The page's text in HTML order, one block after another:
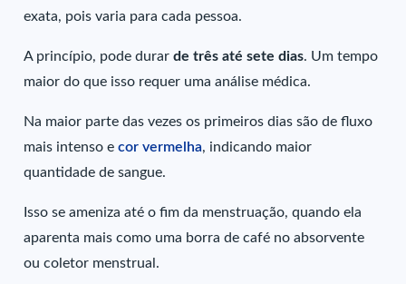
exata, pois varia para cada pessoa.
A princípio, pode durarde três até sete dias. Um tempo
maior do que isso requer uma análise médica.
Na maior parte das vezes os primeiros dias são de fluxo
mais intenso ecor vermelha, indicando maior
quantidade de sangue.
Isso se ameniza até o fim da menstruação, quando ela
aparenta mais como uma borra de café no absorvente
ou coletor menstrual.